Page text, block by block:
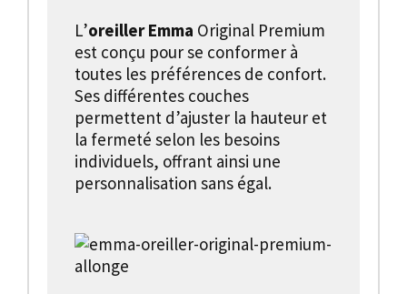
L’oreiller Emma Original Premium
est conçu pour se conformer à
toutes les préférences de confort.
Ses différentes couches
permettent d’ajuster la hauteur et
la fermeté selon les besoins
individuels, offrant ainsi une
personnalisation sans égal.